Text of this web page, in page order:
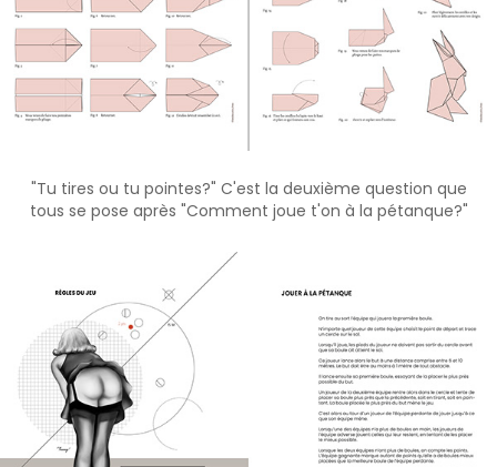
"Tu tires ou tu pointes?" C'est la deuxième question que
tous se pose après "Comment joue t'on à la pétanque?"